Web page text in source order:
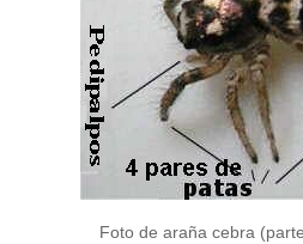
Foto de araña cebra